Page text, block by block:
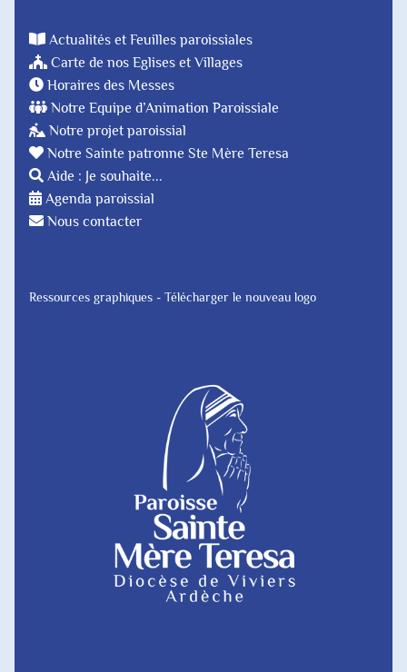
Actualités et Feuilles paroissiales
Carte de nos Eglises et Villages
Horaires des Messes
Notre Equipe d’Animation Paroissiale
Notre projet paroissial
Notre Sainte patronne Ste Mère Teresa
Aide : Je souhaite...
Agenda paroissial
Nous contacter
Ressources graphiques - Télécharger le nouveau logo